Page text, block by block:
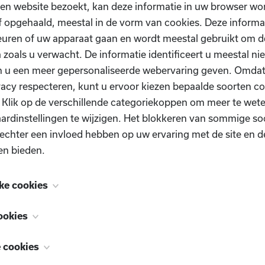
website bezoekt, kan deze informatie in uw browser
opgehaald, meestal in de vorm van cookies. Deze
of uw apparaat gaan en wordt meestal gebruikt om
zoals u verwacht. De informatie identificeert u meestal
u een meer gepersonaliseerde webervaring geven.
respecteren, kunt u ervoor kiezen bepaalde soorten
op de verschillende categoriekoppen om meer te
te wijzigen. Het blokkeren van sommige
een invloed hebben op uw ervaring met de site en
bieden.
cookies
zijn noodzakelijk voor het functioneren van de website
Ze worden meestal alleen ingesteld als reactie
uitgevoerd en die neerkomen op een verzoek om
uw privacyvoorkeuren, inloggen of het invullen van
ook bekend als "functionaliteitscookies", stellen een
u in het verleden hebt gemaakt te onthouden, zoals